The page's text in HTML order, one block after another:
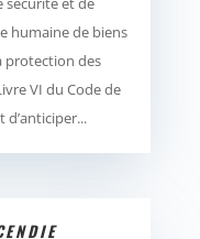
humaine de biens
protection des
VI du Code de